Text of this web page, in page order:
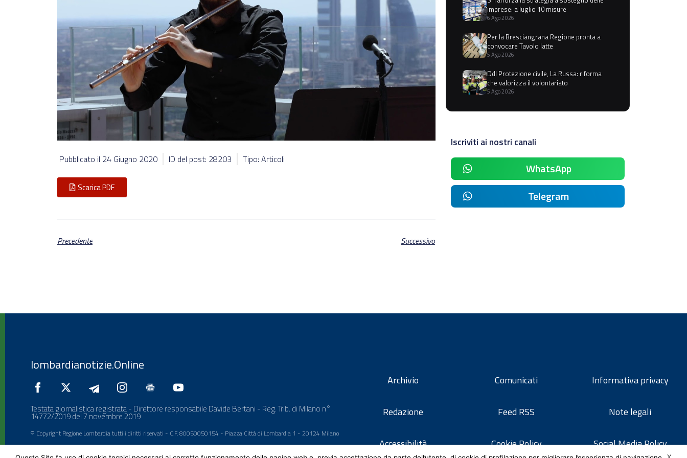
Pubblicato il 24 Giugno 2020 ID del post: 28203 Tipo: Articoli
Scarica PDF
Precedente Successivo
imprese: a luglio 10 misure
6 Ago 2026
Per la Bresciangrana Regione pronta a
convocare Tavolo latte
5 Ago 2026
Ddl Protezione civile, La Russa: riforma
che valorizza il volontariato
5 Ago 2026
Iscriviti ai nostri canali
WhatsApp
Telegram
lombardianotizie.Online
Testata giornalistica registrata - Direttore responsabile Davide Bertani - Reg. Trib. di Milano n°
14772/2019 del 7 novembre 2019
© Copyright Regione Lombardia tutti i diritti riservati - C.F. 80050050154 - Piazza Città di Lombardia 1 - 20124 Milano
Archivio
Redazione
Accessibilità
Comunicati
Feed RSS
Cookie Policy
Informativa privacy
Note legali
Social Media Policy